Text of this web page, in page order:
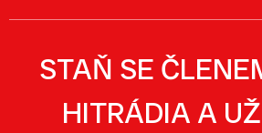
STAŇ SE
HITRÁDIA A